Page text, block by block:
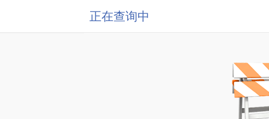
正在查询中